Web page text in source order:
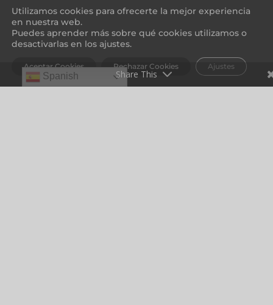
Ver en Amazon
Spanish
Utilizamos cookies para ofrecerte la mejor experiencia
en nuestra web.
Puedes aprender más sobre qué cookies utilizamos o
desactivarlas en los ajustes.
Aceptar Cookies Rechazar Cookies Ajustes
Share This